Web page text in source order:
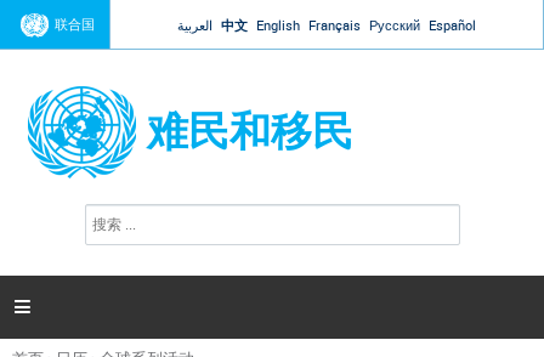
Jump to navigation
联合国 العربية 中文 English Français Русский Español
难民和移民
搜
索
